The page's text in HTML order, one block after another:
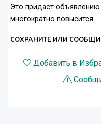
Это придаст
многократно повысится.
СОХРАНИТЕ ИЛИ
Добавить в